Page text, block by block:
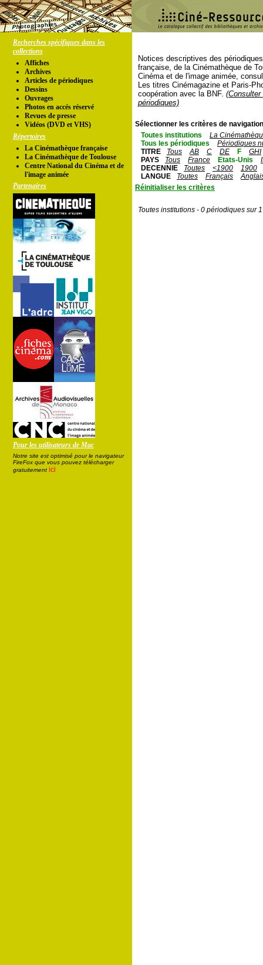
Recherches spécifiques dans les
collections
Affiches
Archives
Articles de périodiques
Dessins
Ouvrages
Photos en accés réservé
Revues de presse
Vidéos (DVD et VHS)
Répertoires
La Cinémathèque française
La Cinémathèque de Toulouse
Centre National du Cinéma et de
l'image animée
Partenaires
Pour les utilisateurs de Mac
Notre site est optimisé pour le navigateur
FireFox que vous pouvez télécharger
gratuitement ici
Notices descriptives des
française, de la Cinémathèque de
Cinéma et de l'image animée,
Les titres Cinémagazine et Paris-
coopération avec la BNF.
périodiques)
Sélectionner les critères de
Toutes institutions
La
Tous les périodiques
Périodiques
TITRE
Tous AB C DE F
GHI
PAYS
Tous France Etats-Unis
DECENNIE
Toutes <1900
1900
LANGUE
Toutes Français
Réinitialiser les critères
Toutes institutions - 0 périodiques sur